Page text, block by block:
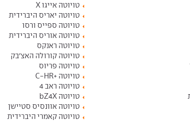
טויוטה אייגו X
טויוטה יאריס היברידית
טויוטה ספייס ורסו
טויוטה אוריס היברידית
טויוטה ראנקס
טויוטה קורולה האצ'בק
טויוטה פריוס
טויוטה +C-HR
טויוטה ראב 4
טויוטה bZ4X
טויוטה אוונסיס סטיישן
טויוטה קאמרי היברידית